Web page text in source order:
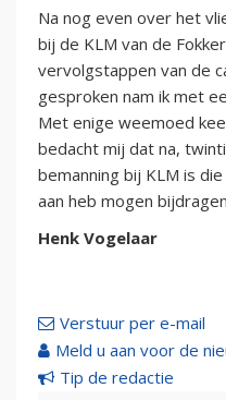
Na nog even over het
bij de KLM van de
vervolgstappen van de
gesproken nam ik met
Met enige weemoed
bedacht mij dat na,
bemanning bij KLM is
aan heb mogen
Henk Vogelaar
Verstuur per e-mail
Meld u aan voor de
Tip de redactie